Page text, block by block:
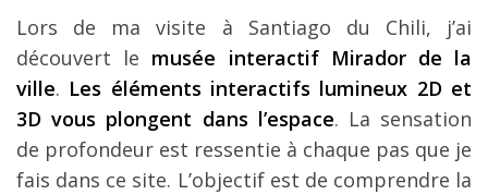
Lors de ma visite à Santiago du Chili, j’ai
découvert le musée interactif Mirador de la
ville. Les éléments interactifs lumineux 2D et
3D vous plongent dans l’espace. La sensation
de profondeur est ressentie à chaque pas que je
fais dans ce site. L’objectif est de comprendre la